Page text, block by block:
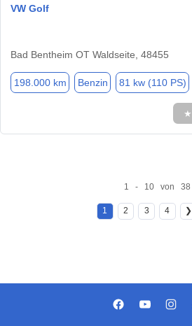
VW Golf
Bad Bentheim OT Waldseite, 48455
198.000 km Benzin 81 kw (110 PS)
★
1 - 10 von 38
1 2 3 4 ❯